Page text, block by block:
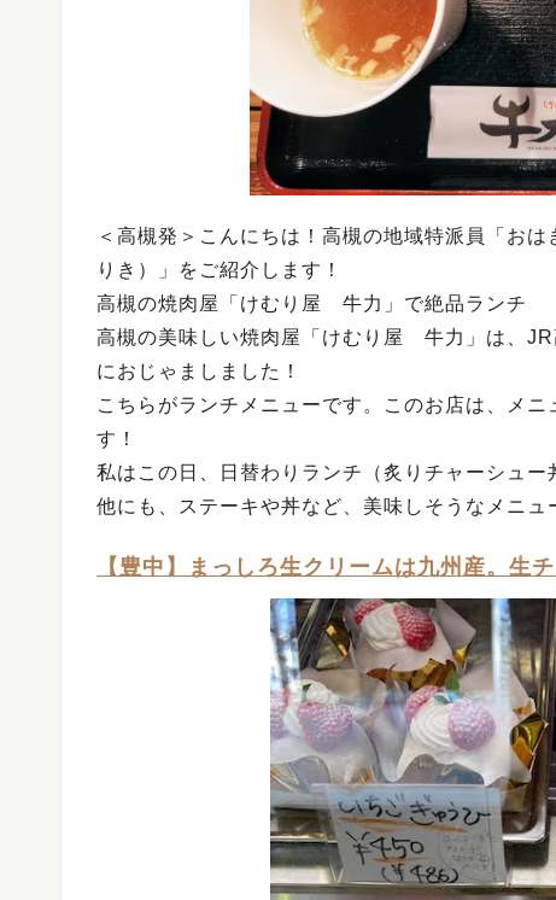
＜高槻発＞こんにちは！高槻の地域特派員「お
りき）」をご紹介します！
高槻の焼肉屋「けむり屋 牛力」で絶品ランチ
高槻の美味しい焼肉屋「けむり屋 牛力」は、
におじゃましました！
こちらがランチメニューです。このお店は、メ
す！
私はこの日、日替わりランチ（炙りチャーシュー
他にも、ステーキや丼など、美味しそうなメニュ
【豊中】まっしろ生クリームは九州産。生